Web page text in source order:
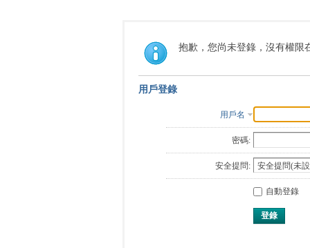
抱歉，您尚未登錄，沒有權限
用戶登錄
用戶名
密碼:
安全提問:
自動登錄
登錄